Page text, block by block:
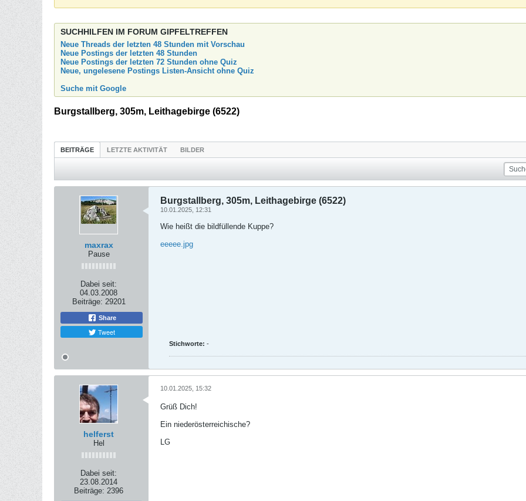
SUCHHILFEN IM FORUM GIPFELTREFFEN
Neue Threads der letzten 48 Stunden mit Vorschau
Neue Postings der letzten 48 Stunden
Neue Postings der letzten 72 Stunden ohne Quiz
Neue, ungelesene Postings Listen-Ansicht ohne Quiz
Suche mit Google
Burgstallberg, 305m, Leithagebirge (6522)
BEITRÄGE LETZTE AKTIVITÄT BILDER
maxrax
Pause
Dabei seit:
04.03.2008
Beiträge: 29201
Share
Tweet
Burgstallberg, 305m, Leithagebirge (6522)
10.01.2025, 12:31
Wie heißt die bildfüllende Kuppe?
eeeee.jpg
Stichworte: -
helferst
Hel
Dabei seit:
23.08.2014
Beiträge: 2396
10.01.2025, 15:32
Grüß Dich!
Ein niederösterreichische?
LG